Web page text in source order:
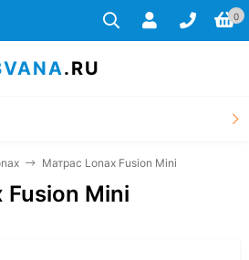
0
.RU
Матрас Lonax Fusion Mini
Mini